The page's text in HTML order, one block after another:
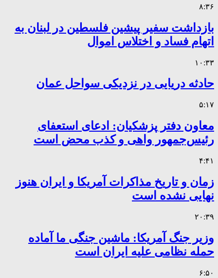
۸:۳۶
بازداشت سفیر پیشین فلسطین در لبنان به
اتهام فساد و اختلاس اموال
۱۰:۳۳
حادثه دریایی در نزدیکی سواحل عمان
۵:۱۷
معاون دفتر پزشکیان: ادعای استعفای
رئیس‌جمهور واهی و کذب محض است
۴:۴۱
زمان و تاریخ مذاکرات آمریکا و ایران هنوز
نهایی نشده است
۲۰:۳۹
وزیر جنگ آمریکا: ماشین جنگی ما آماده
حمله نظامی علیه ایران است
۶:۵۰